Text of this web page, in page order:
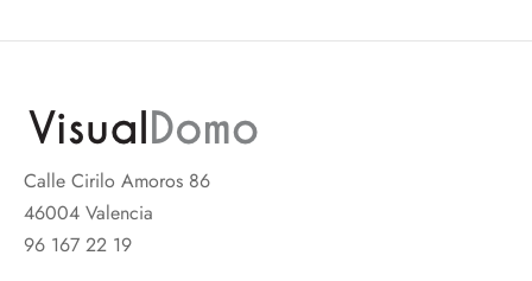
Calle Cirilo Amoros 86
46004 Valencia
96 167 22 19